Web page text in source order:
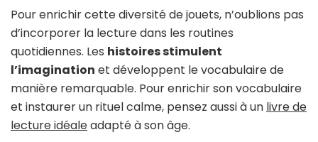
Pour enrichir cette diversité de jouets, n’oublions pas
d’incorporer la lecture dans les routines
quotidiennes. Les histoires stimulent
l’imagination et développent le vocabulaire de
manière remarquable. Pour enrichir son vocabulaire
et instaurer un rituel calme, pensez aussi à un livre de
lecture idéaleadapté à son âge.